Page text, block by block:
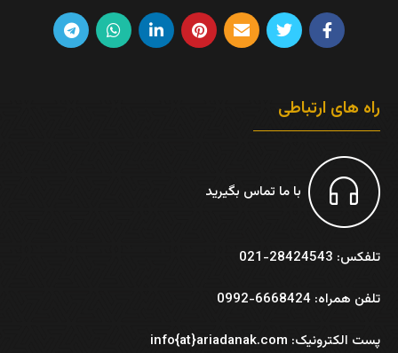
راه های ارتباطی
با ما تماس بگیرید
تلفکس: 28424543-021
تلفن همراه: 6668424-0992
پست الکترونیک: info{at}ariadanak.com